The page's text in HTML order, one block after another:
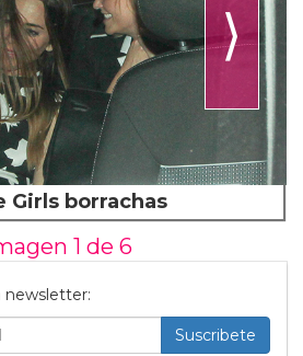
⟩
Girls borrachas
1 de 6
newsletter:
Suscribete